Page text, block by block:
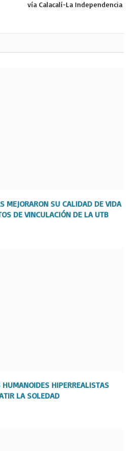
vía Calacalí-La Independencia
MEJORARON SU CALIDAD DE VIDA
DE VINCULACIÓN DE LA UTB
HIPERREALISTAS
LA SOLEDAD